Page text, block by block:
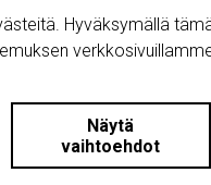
Pieksämäki 99 m²
rauhasta mielellään isolla
Hyväksymällä
Näytä
vaihtoehdot